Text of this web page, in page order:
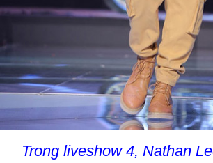
Trong liveshow 4, Nathan